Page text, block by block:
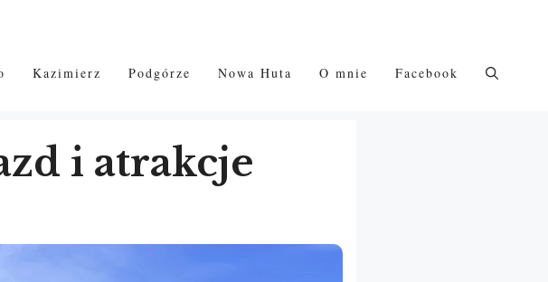
Kazimierz Podgórze Nowa Huta O mnie Facebook
i atrakcje